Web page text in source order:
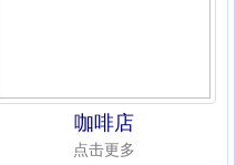
咖啡店
点击更多